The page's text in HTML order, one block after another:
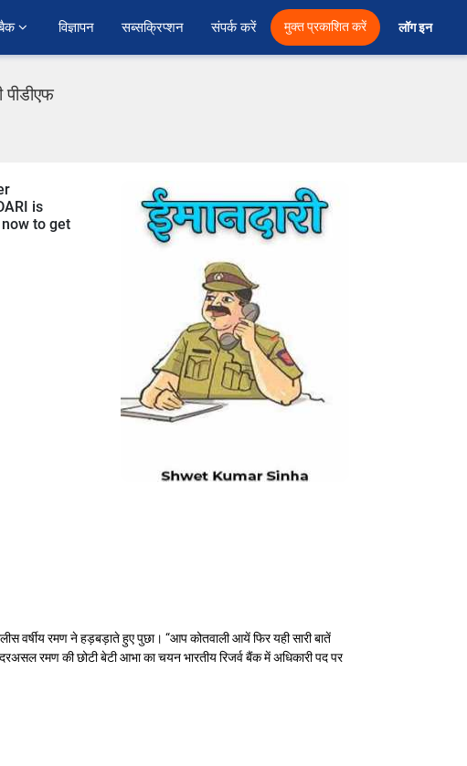
विज्ञापन सब्सक्रिप्शन संपर्क करें मुक्त प्रकाशित करें लॉग इन
पीडीएफ
is
to get
वर्षीय रमण ने हड़बड़ाते हुए पुछा। “आप कोतवाली आयें फिर यही सारी बातें
रमण की छोटी बेटी आभा का चयन भारतीय रिजर्व बैंक में अधिकारी पद पर